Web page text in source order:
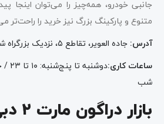
جانبی خودرو، همه‌چیز را می‌توان اینجا
متنوع و پارکینگ بزرگ نیز خرید را راحت‌تر
آدرس: جاده العویر، تقاطع ۵، نزدیک بزرگراه شیخ محمد بن زاید
ساعات کاری:
شب